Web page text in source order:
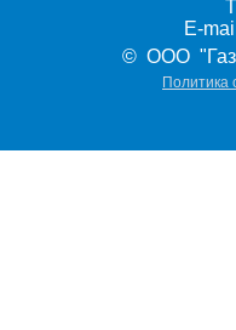
E-
© ООО
Политика